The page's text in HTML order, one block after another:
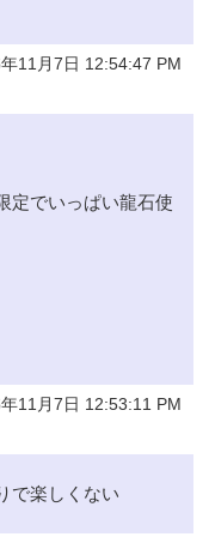
11月7日 12:54:47 PM
定でいっぱい龍石使
11月7日 12:53:11 PM
で楽しくない